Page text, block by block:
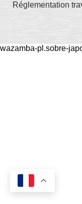
Réglementation
wazamba-pl.sobre-